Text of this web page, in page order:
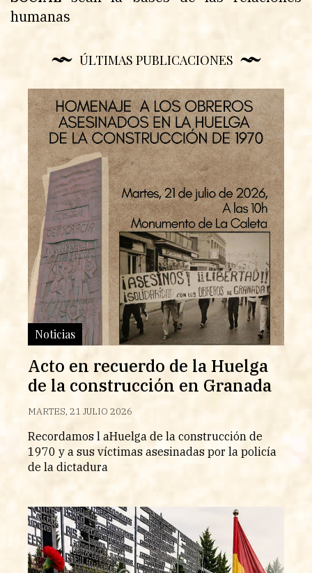
humanas
ÚLTIMAS PUBLICACIONES
Noticias
Acto en recuerdo de la Huelga
de la construcción en Granada
MARTES, 21 JULIO 2026
Recordamos l aHuelga de la construcción de
1970 y a sus víctimas asesinadas por la policía
de la dictadura